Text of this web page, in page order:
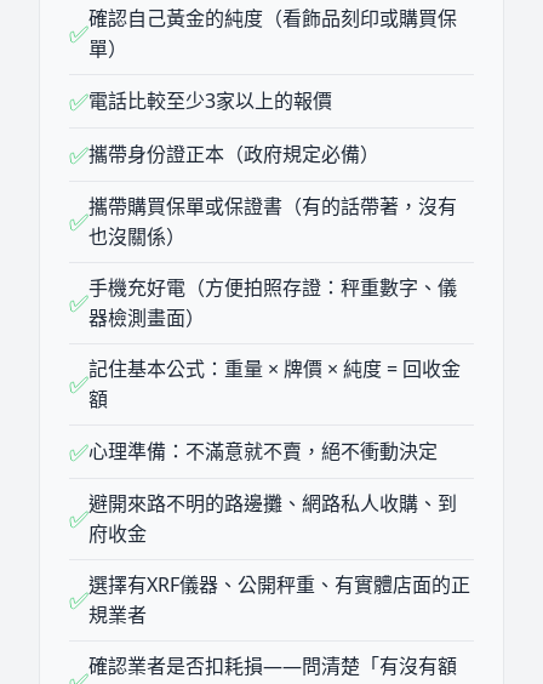
✅確認自己黃金的純度（看飾品刻印或購買保
單）
✅電話比較至少3家以上的報價
✅攜帶身份證正本（政府規定必備）
✅攜帶購買保單或保證書（有的話帶著，沒有
也沒關係）
✅手機充好電（方便拍照存證：秤重數字、儀
器檢測畫面）
✅記住基本公式：重量 × 牌價 × 純度 = 回收金
額
✅心理準備：不滿意就不賣，絕不衝動決定
✅避開來路不明的路邊攤、網路私人收購、到
府收金
✅選擇有XRF儀器、公開秤重、有實體店面的正
規業者
確認業者是否扣耗損——問清楚「有沒有額